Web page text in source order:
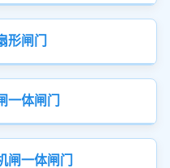
形闸门
一体闸门
闸一体闸门